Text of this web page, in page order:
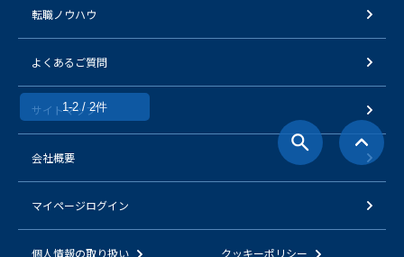
1-2 / 2件
転職ノウハウ
よくあるご質問
サイトマップ
会社概要
マイページログイン
個人情報の取り扱い クッキーポリシー